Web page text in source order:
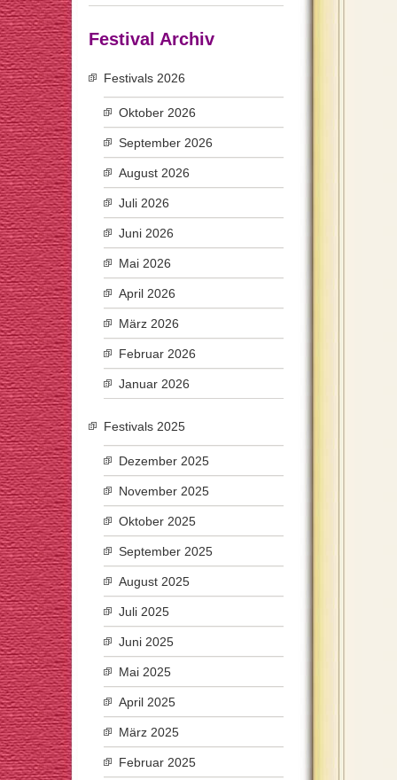
Festival Archiv
Festivals 2026
Oktober 2026
September 2026
August 2026
Juli 2026
Juni 2026
Mai 2026
April 2026
März 2026
Februar 2026
Januar 2026
Festivals 2025
Dezember 2025
November 2025
Oktober 2025
September 2025
August 2025
Juli 2025
Juni 2025
Mai 2025
April 2025
März 2025
Februar 2025